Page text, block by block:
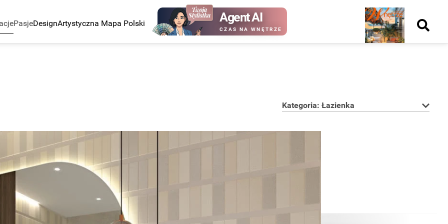
PasjeDesignArtystyczna Mapa Polski Agent AI
CZAS NA WNĘTRZE
Nowy
numer
kup ten
Kategoria: Łazienka